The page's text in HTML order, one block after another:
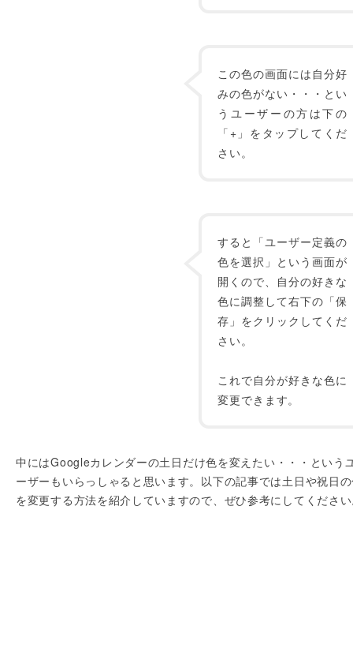
この色の画面には自分好
みの色がない・・・とい
うユーザーの方は下の
「+」をタップしてくだ
さい。
すると「ユーザー定義の
色を選択」という画面が
開くので、自分の好きな
色に調整して右下の「保
存」をクリックしてくだ
さい。
これで自分が好きな色に
変更できます。
中にはGoogleカレンダーの土日だけ色を変えたい・・・という
ーザーもいらっしゃると思います。以下の記事では土日や祝日
を変更する方法を紹介していますので、ぜひ参考にしてくださ